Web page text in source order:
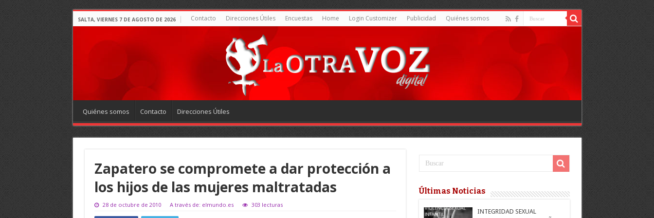
SALTA, VIERNES 7 DE AGOSTO DE 2026 Contacto Direcciones Útiles Encuestas Home Login Customizer Publicidad Quiénes somos
Quiénes somos Contacto Direcciones Útiles
Zapatero se compromete a dar protección a
los hijos de las mujeres maltratadas
28 de octubre de 2010 A través de: elmundo.es 303 lecturas
Últimas Noticias
INTEGRIDAD SEXUAL